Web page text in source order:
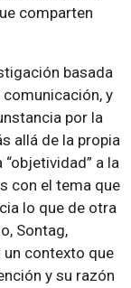
comparten
basada
y
por la
allá de la propia
a la
con el tema que
lo que de otra
Sontag,
contexto que
y su razón